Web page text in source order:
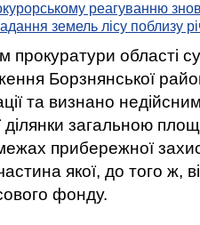
реагуванню
земель лісу поблизу
прокуратури області
Борзнянської
та визнано
ділянки загальною
прибережної
якої, до того ж,
фонду.